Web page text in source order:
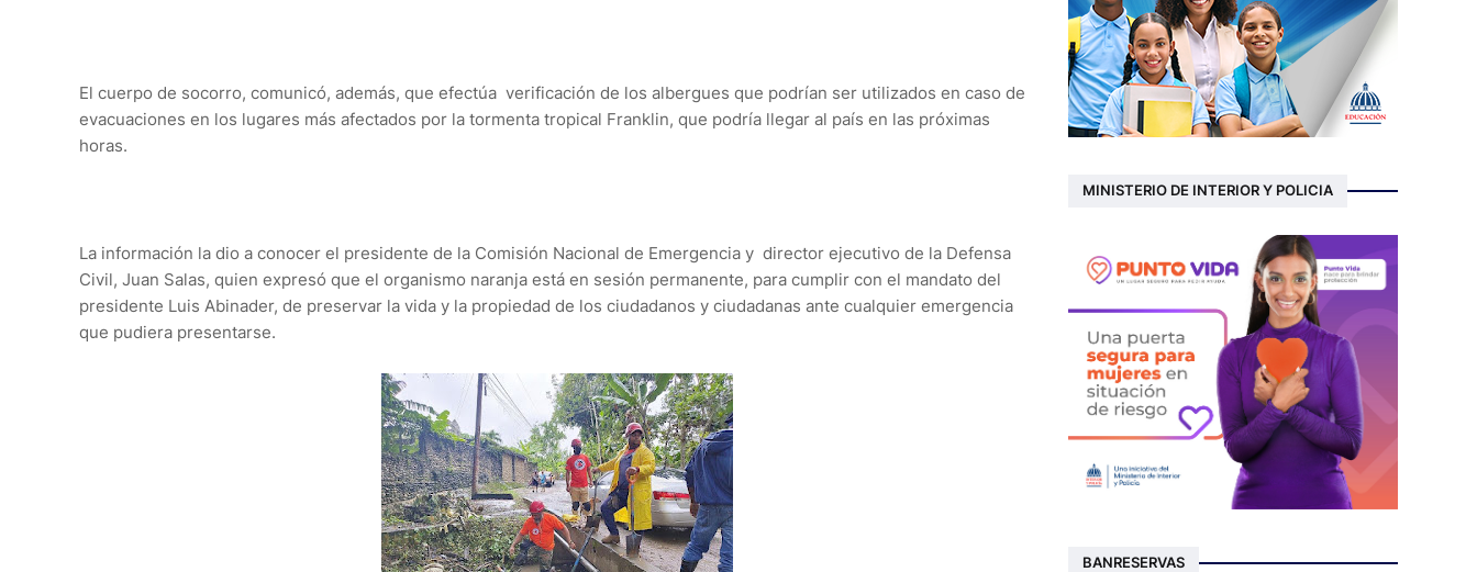
El cuerpo de socorro, comunicó, además, que efectúa verificación de los albergues que podrían ser utilizados en caso de
evacuaciones en los lugares más afectados por la tormenta tropical Franklin, que podría llegar al país en las próximas
horas.
La información la dio a conocer el presidente de la Comisión Nacional de Emergencia y director ejecutivo de la Defensa
Civil, Juan Salas, quien expresó que el organismo naranja está en sesión permanente, para cumplir con el mandato del
presidente Luis Abinader, de preservar la vida y la propiedad de los ciudadanos y ciudadanas ante cualquier emergencia
que pudiera presentarse.
MINISTERIO DE INTERIOR Y POLICIA
BANRESERVAS